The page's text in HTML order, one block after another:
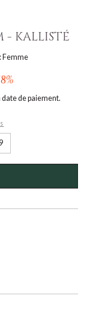
- KALLISTÉ
Femme
de paiement.